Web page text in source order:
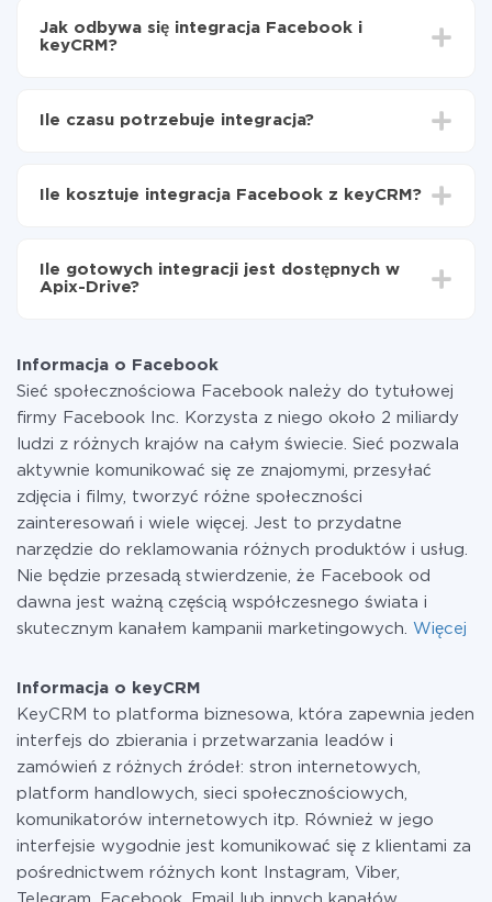
Jak odbywa się integracja Facebook i
keyCRM?
keyCRM
Facebook do keyCRM
Ile czasu potrzebuje integracja?
od 5 do 30 minut. Konfiguracja zajmuje średnio 10-15
Ile kosztuje integracja Facebook z keyCRM?
Płacisz tylko za ilość danych, która faktycznie jest
przekazywana z jednego z Twoich systemów do
w razie potrzeby przełączyć się na płatną. Więcej
informacji otaryfach.
Ile gotowych integracji jest dostępnych w
Apix-Drive?
Informacja o Facebook
Sieć społecznościowa Facebook należy do tytułowej
firmy Facebook Inc. Korzysta z niego około 2 miliardy
ludzi z różnych krajów na całym świecie. Sieć pozwala
aktywnie komunikować się ze znajomymi, przesyłać
zdjęcia i filmy, tworzyć różne społeczności
zainteresowań i wiele więcej. Jest to przydatne
narzędzie do reklamowania różnych produktów i usług.
Nie będzie przesadą stwierdzenie, że Facebook od
dawna jest ważną częścią współczesnego świata i
skutecznym kanałem kampanii marketingowych. Więcej
Informacja o keyCRM
KeyCRM to platforma biznesowa, która zapewnia jeden
interfejs do zbierania i przetwarzania leadów i
zamówień z różnych źródeł: stron internetowych,
platform handlowych, sieci społecznościowych,
komunikatorów internetowych itp. Również w jego
interfejsie wygodnie jest komunikować się z klientami za
pośrednictwem różnych kont Instagram, Viber,